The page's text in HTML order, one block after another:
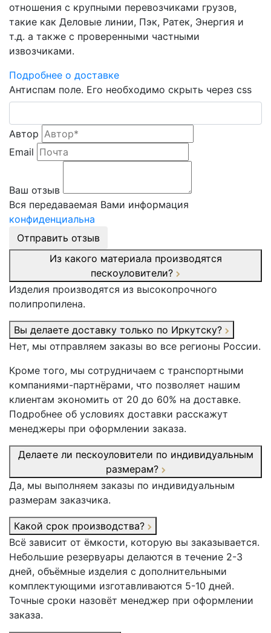
отношения с крупными перевозчиками грузов,
такие как Деловые линии, Пэк, Ратек, Энергия и
т.д. а также с проверенными частными
извозчиками.
Подробнее о доставке
Антиспам поле. Его необходимо скрыть через css
Автор
Email
Ваш отзыв
Вся передаваемая Вами информация
конфиденциальна
Отправить отзыв
Из какого материала производятся
пескоуловители?
Изделия производятся из высокопрочного
полипропилена.
Вы делаете доставку только по Иркутску?
Нет, мы отправляем заказы во все регионы России.
Кроме того, мы сотрудничаем с транспортными
компаниями-партнёрами, что позволяет нашим
клиентам экономить от 20 до 60% на доставке.
Подробнее об условиях доставки расскажут
менеджеры при оформлении заказа.
Делаете ли пескоуловители по индивидуальным
размерам?
Да, мы выполняем заказы по индивидуальным
размерам заказчика.
Какой срок производства?
Всё зависит от ёмкости, которую вы заказывается.
Небольшие резервуары делаются в течение 2-3
дней, объёмные изделия с дополнительными
комплектующими изготавливаются 5-10 дней.
Точные сроки назовёт менеджер при оформлении
заказа.